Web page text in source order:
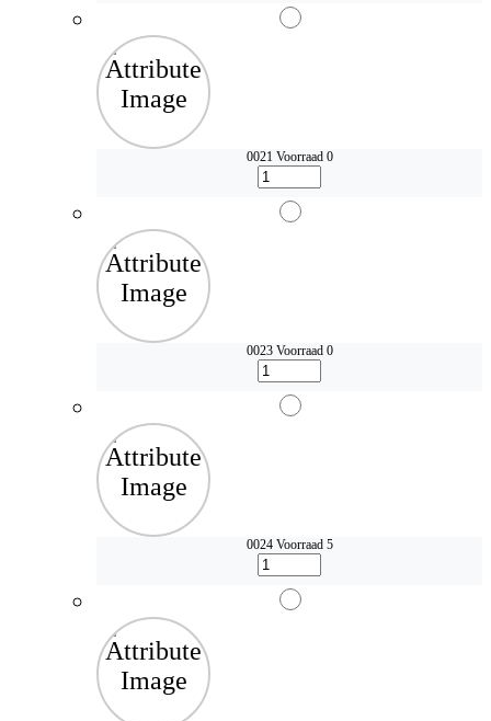
0021 Voorraad 0
0023 Voorraad 0
0024 Voorraad 5